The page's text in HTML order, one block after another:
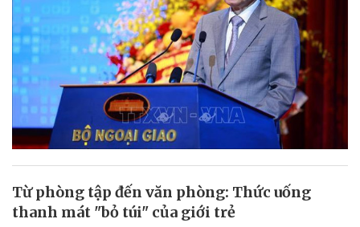
Từ phòng tập đến văn phòng: Thức uống
thanh mát "bỏ túi" của giới trẻ